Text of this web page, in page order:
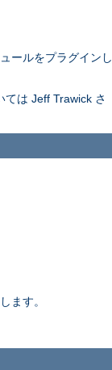
ールをプラグインし
は Jeff Trawick さ
ます。